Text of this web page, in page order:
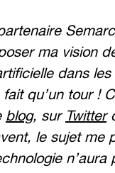
ma vision
dans
fait qu’un tour !
blog, sur Twitter
le sujet me
n’aura